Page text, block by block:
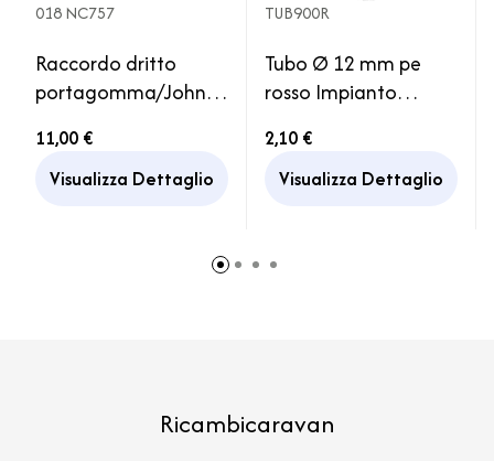
018 NC757
Raccordo dritto
portagomma/John
11,00 €
Visualizza Dettaglio
TUB900R
Tubo Ø 12 mm pe
rosso Impianto
Acqua Camper
2,10 €
Visualizza Dettaglio
Ricambicaravan